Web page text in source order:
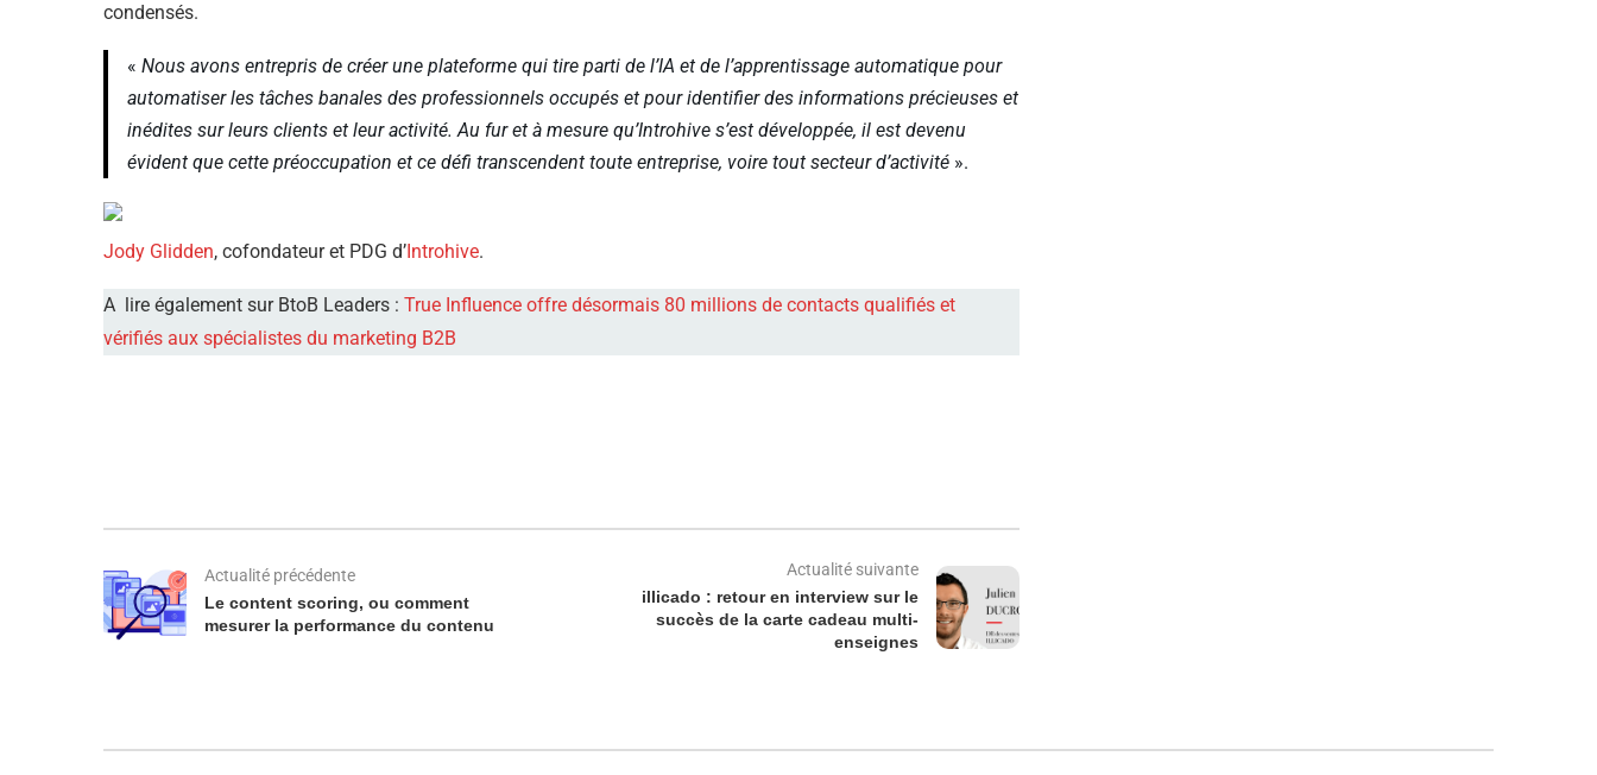
condensés.
« Nous avons entrepris de créer une plateforme qui tire parti de l’IA et de l’apprentissage automatique pour
automatiser les tâches banales des professionnels occupés et pour identifier des informations précieuses et
inédites sur leurs clients et leur activité. Au fur et à mesure qu’Introhive s’est développée, il est devenu
évident que cette préoccupation et ce défi transcendent toute entreprise, voire tout secteur d’activité ».
Jody Glidden, cofondateur et PDG d’ Introhive.
A lire également sur BtoB Leaders : True Influence offre désormais 80 millions de contacts qualifiés et
vérifiés aux spécialistes du marketing B2B
Actualité précédente
Le content scoring, ou comment
mesurer la performance du contenu
Actualité suivante
illicado : retour en interview sur le
succès de la carte cadeau multi-
enseignes